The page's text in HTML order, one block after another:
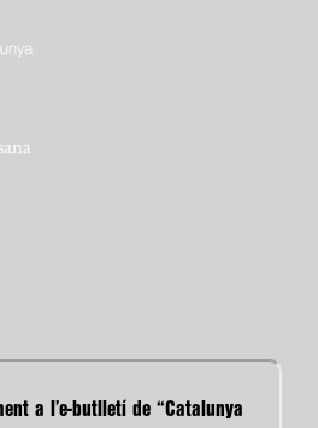
a l’e-butlletí de “Catalunya